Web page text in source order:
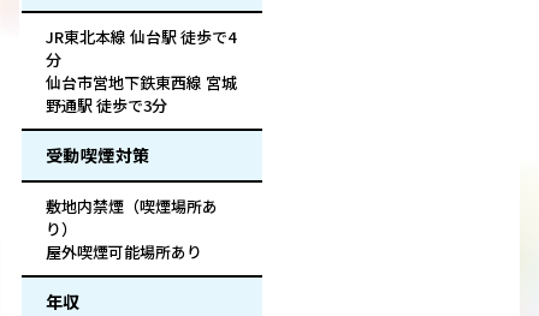
JR東北本線 仙台駅 徒歩で4
分
仙台市営地下鉄東西線 宮城
野通駅 徒歩で3分
受動喫煙対策
敷地内禁煙（喫煙場所あ
り）
屋外喫煙可能場所あり
年収